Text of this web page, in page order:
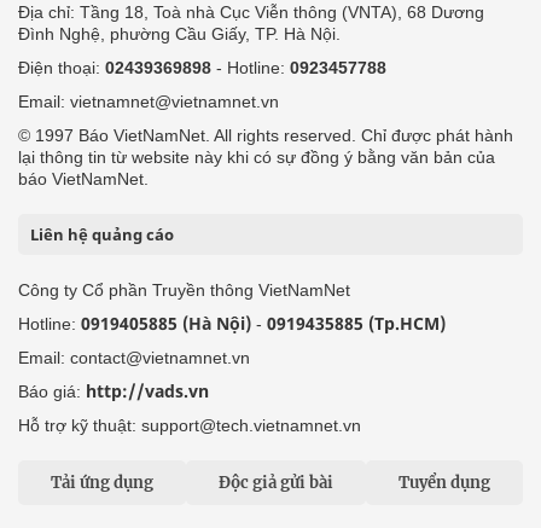
Địa chỉ: Tầng 18, Toà nhà Cục Viễn thông (VNTA), 68 Dương
Đình Nghệ, phường Cầu Giấy, TP. Hà Nội.
Điện thoại: 02439369898 - Hotline: 0923457788
Email: vietnamnet@vietnamnet.vn
© 1997 Báo VietNamNet. All rights reserved. Chỉ được phát hành
lại thông tin từ website này khi có sự đồng ý bằng văn bản của
báo VietNamNet.
Liên hệ quảng cáo
Công ty Cổ phần Truyền thông VietNamNet
Hotline: 0919405885 (Hà Nội) - 0919435885 (Tp.HCM)
Email: contact@vietnamnet.vn
Báo giá: http://vads.vn
Hỗ trợ kỹ thuật: support@tech.vietnamnet.vn
Tải ứng dụng Độc giả gửi bài Tuyển dụng